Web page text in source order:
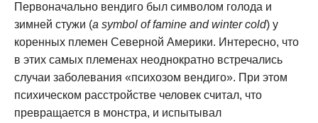
Первоначально вендиго был символом голода и
зимней стужи (a symbol of famine and winter cold) у
коренных племен Северной Америки. Интересно, что
в этих самых племенах неоднократно встречались
случаи заболевания «психозом вендиго». При этом
психическом расстройстве человек считал, что
превращается в монстра, и испытывал